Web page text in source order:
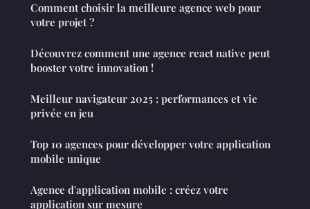
Comment choisir la meilleure agence web pour
votre projet ?
Découvrez comment une agence react native peut
booster votre innovation !
Meilleur navigateur 2025 : performances et vie
privée en jeu
Top 10 agences pour développer votre application
mobile unique
Agence d'application mobile : créez votre
application sur mesure